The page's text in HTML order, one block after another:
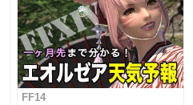
FF14